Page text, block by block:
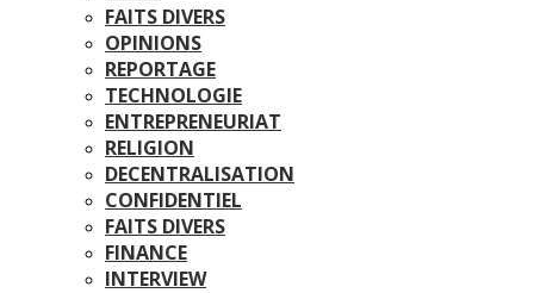
FAITS DIVERS
OPINIONS
REPORTAGE
TECHNOLOGIE
ENTREPRENEURIAT
RELIGION
DECENTRALISATION
CONFIDENTIEL
FAITS DIVERS
FINANCE
INTERVIEW